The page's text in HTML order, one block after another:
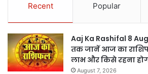
Recent Popular
Aaj Ka Rashifal 8
तक जानें आज का
लाभ और किसे रहना
August 7, 2026